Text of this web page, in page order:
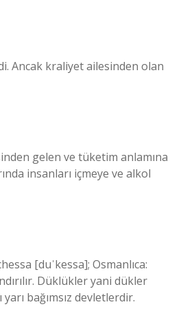
Ancak kraliyet ailesinden olan
gelen ve tüketim anlamına
insanları içmeye ve alkol
[duˈkessa]; Osmanlıca:
bağımsız devletlerdir.